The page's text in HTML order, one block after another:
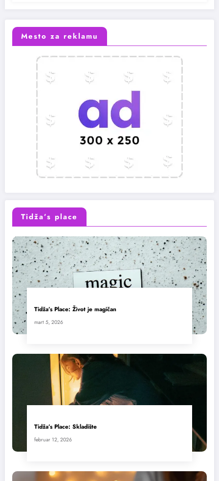
Mesto za reklamu
Tidža’s place
Tidža’s Place: Život je magičan
mart 5, 2026
Tidža’s Place: Skladište
februar 12, 2026